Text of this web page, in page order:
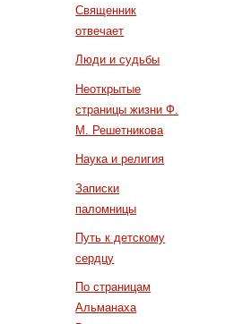
Священник
отвечает
Люди и судьбы
Неоткрытые
страницы жизни Ф.
М. Решетникова
Наука и религия
Записки
паломницы
Путь к детскому
сердцу
По страницам
Альманаха